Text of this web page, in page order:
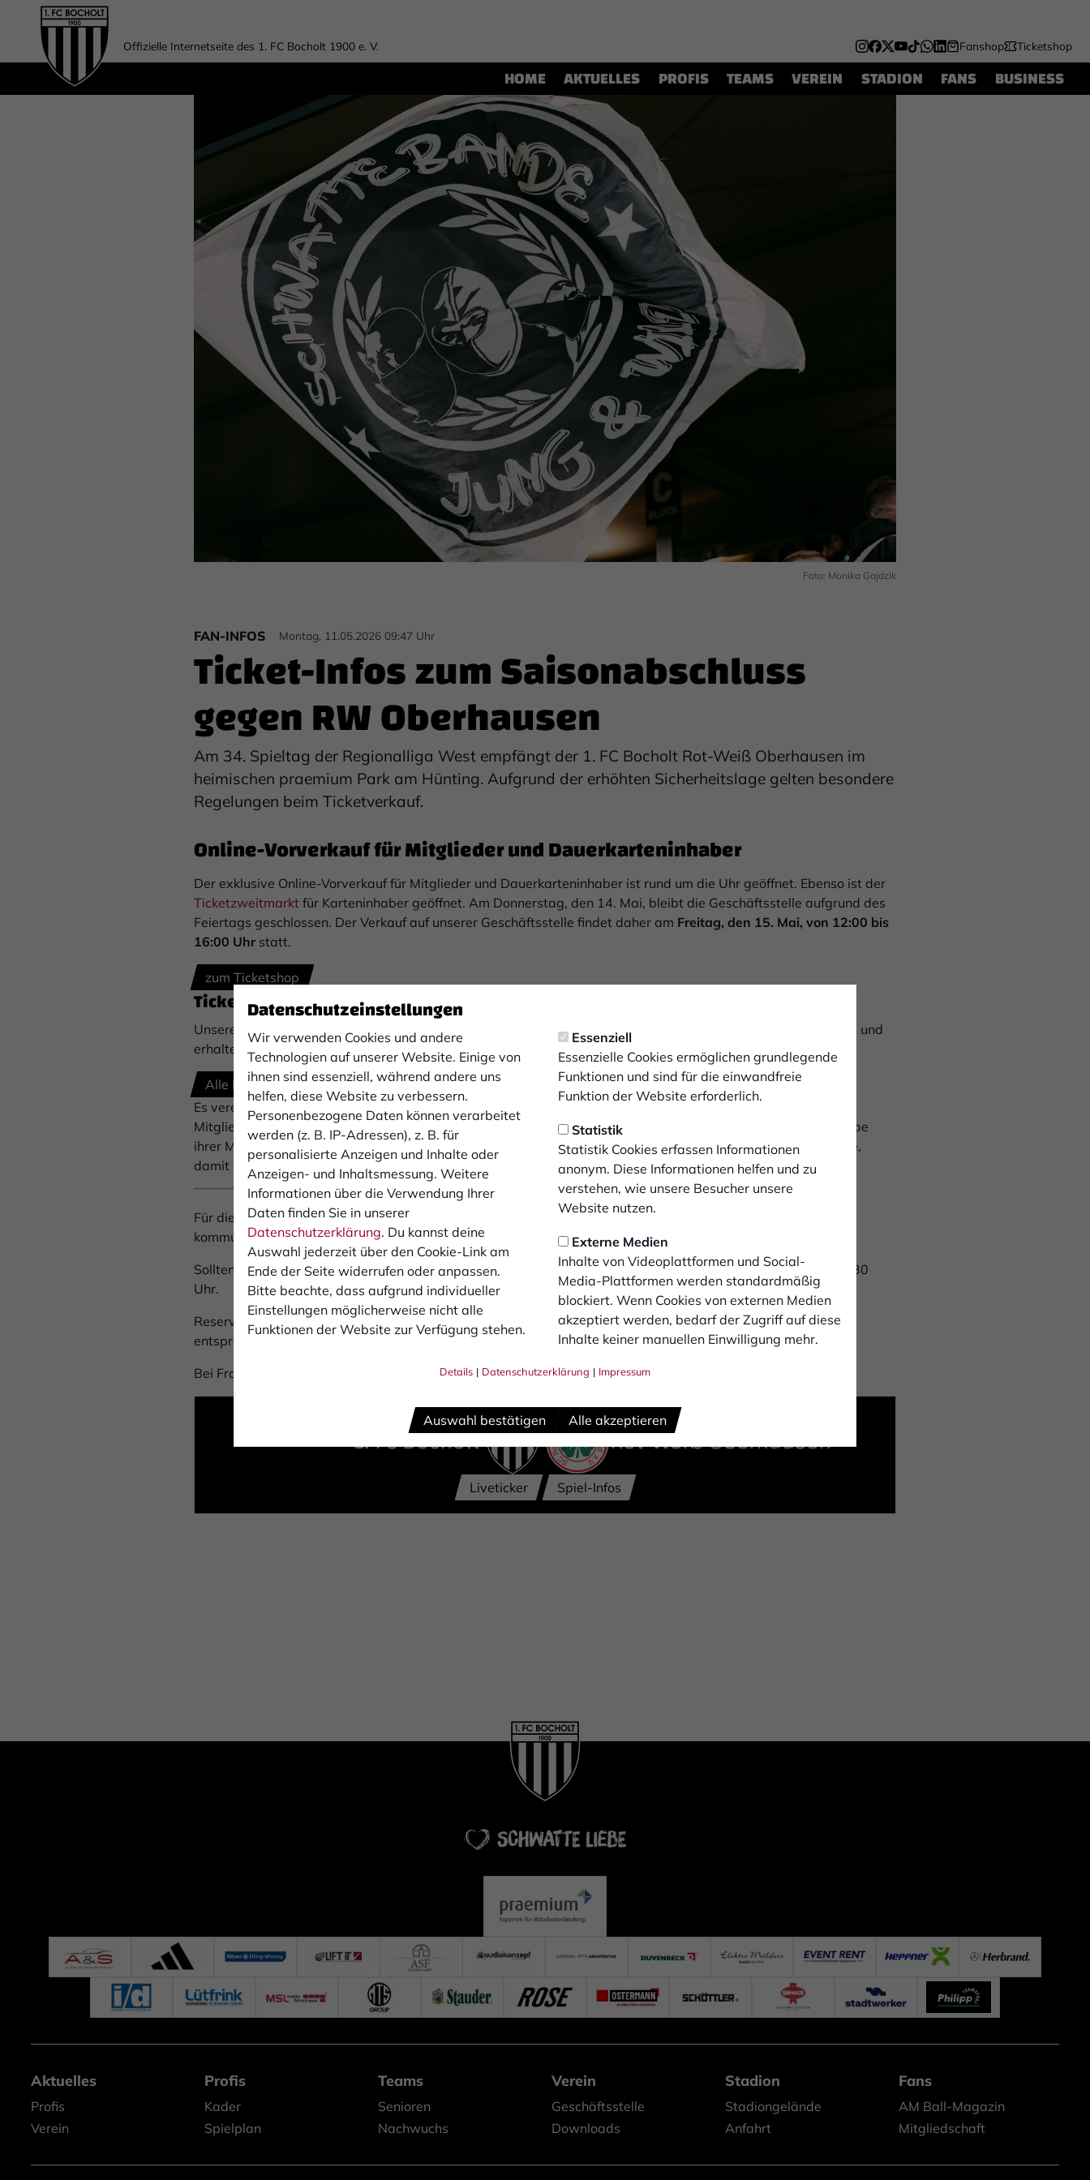
Datenschutzeinstellungen
Wir verwenden Cookies und andere
Technologien auf unserer Website. Einige von
ihnen sind essenziell, während andere uns
helfen, diese Website zu verbessern.
Personenbezogene Daten können verarbeitet
werden (z. B. IP-Adressen), z. B. für
personalisierte Anzeigen und Inhalte oder
Anzeigen- und Inhaltsmessung. Weitere
Informationen über die Verwendung Ihrer
Daten finden Sie in unserer
Datenschutzerklärung. Du kannst deine
Auswahl jederzeit über den Cookie-Link am
Ende der Seite widerrufen oder anpassen.
Bitte beachte, dass aufgrund individueller
Einstellungen möglicherweise nicht alle
Funktionen der Website zur Verfügung stehen.
Essenziell
Essenzielle Cookies ermöglichen grundlegende
Funktionen und sind für die einwandfreie
Funktion der Website erforderlich.
Statistik
Statistik Cookies erfassen Informationen
anonym. Diese Informationen helfen und zu
verstehen, wie unsere Besucher unsere
Website nutzen.
Externe Medien
Inhalte von Videoplattformen und Social-
Media-Plattformen werden standardmäßig
blockiert. Wenn Cookies von externen Medien
akzeptiert werden, bedarf der Zugriff auf diese
Inhalte keiner manuellen Einwilligung mehr.
Details | Datenschutzerklärung | Impressum
Auswahl bestätigen Alle akzeptieren
Offizielle Internetseite des 1. FC Bocholt 1900 e. V. Fanshop Ticketshop
HOME AKTUELLES PROFIS TEAMS VEREIN STADION FANS BUSINESS
Foto: Monika Gajdzik
FAN-INFOS Montag, 11.05.2026 09:47 Uhr
Ticket-Infos zum Saisonabschluss
gegen RW Oberhausen
Am 34. Spieltag der Regionalliga West empfängt der 1. FC Bocholt Rot-Weiß Oberhausen im
heimischen praemium Park am Hünting. Aufgrund der erhöhten Sicherheitslage gelten besondere
Regelungen beim Ticketverkauf.
Online-Vorverkauf für Mitglieder und Dauerkarteninhaber
Der exklusive Online-Vorverkauf für Mitglieder und Dauerkarteninhaber ist rund um die Uhr geöffnet. Ebenso ist der
Ticketzweitmarkt für Karteninhaber geöffnet. Am Donnerstag, den 14. Mai, bleibt die Geschäftsstelle aufgrund des
Feiertags geschlossen. Der Verkauf auf unserer Geschäftsstelle findet daher am Freitag, den 15. Mai, von 12:00 bis
16:00 Uhr statt.
zum Ticketshop
Ticket gekauft, aber doch verhindert?
Unsere Lösung: Der Ticketzweitmarkt. Stelle dein Ticket einfach im Ticketportal für andere Fans zur Verfügung und
erhalte dein Geld zurück!
Alle Infos zum Zweitmarkt
Es vereinzelt zu technischen Schwierigkeiten kommen – beispielsweise wenn Accounts noch nicht korrekt als
Mitglieds- oder Dauerkarten-Accounts freigeschaltet sind. Betroffene Personen wenden sich bitte unter Angabe
ihrer Mitgliedsnummer oder des personalisierten Namens der Dauerkarte per E-Mail antickets@1fcbocholt.de,
damit die Freischaltung für diesen und auch für künftige Verkäufe erfolgen kann.
Für die Anhänger von RW Oberhausen wird ein separater Online-Link eingerichtet, der über den Gastverein
kommuniziert wird.
Sollten nach den Vorverkaufsphasen noch Tickets verfügbar sein, öffnen die Tageskassen am Spieltag um 12:30
Uhr.
Reservierungen per E-Mail oder Telefon sind nicht möglich. Der Verein bittet ausdrücklich darum, von
entsprechenden Anfragen abzusehen.
Bei Fragen oder Problemen steht unser Ticketing-Team untertickets@1fcbocholt.de
1. FC Bocholt Rot-Weiß Oberhausen
Liveticker Spiel-Infos
Aktuelles
Profis
Verein
Profis
Kader
Spielplan
Teams
Senioren
Nachwuchs
Verein
Geschäftsstelle
Downloads
Stadion
Stadiongelände
Anfahrt
Fans
AM Ball-Magazin
Mitgliedschaft